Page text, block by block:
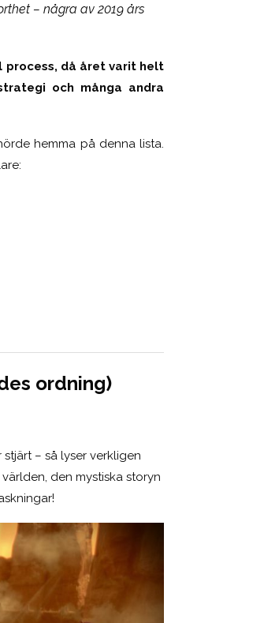
– några av 2019 års
process, då året varit helt
och många andra
hemma på denna lista.
ordning)
– så lyser verkligen
den mystiska storyn